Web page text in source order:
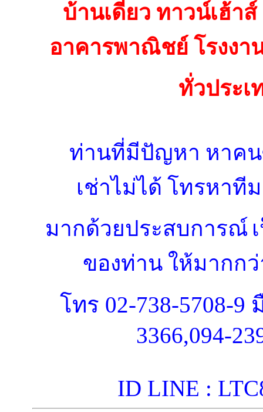
บ้านเดี่ยว ทาวน์เฮ้า
อาคารพาณิชย์ โรงงา
ทั่วประเ
ท่านที่มีปัญหา หาค
เช่าไม่ได้ โทรหาที
มากด้วยประสบการณ์
ของท่าน ให้มากก
โทร 02-738-5708-9
3366,094-
ID LINE :